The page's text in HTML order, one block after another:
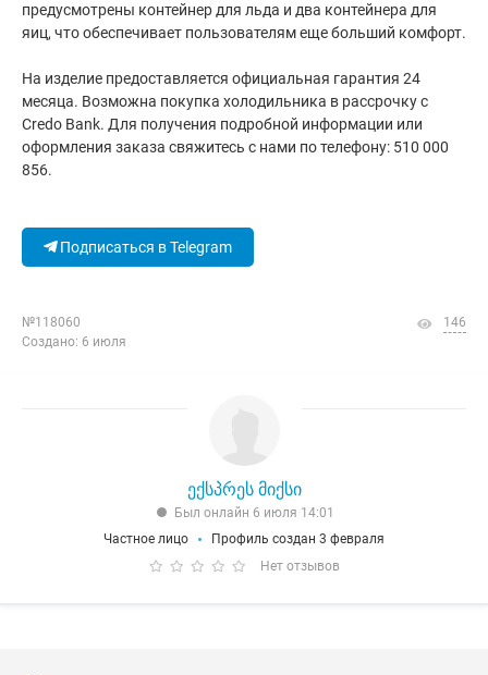
предусмотрены контейнер для льда и два контейнера для
яиц, что обеспечивает пользователям еще больший комфорт.
На изделие предоставляется официальная гарантия 24
месяца. Возможна покупка холодильника в рассрочку с
Credo Bank. Для получения подробной информации или
оформления заказа свяжитесь с нами по телефону: 510 000
856.
Подписаться в Telegram
№118060
Создано: 6 июля
146
ექსპრეს მიქსი
Был онлайн 6 июля 14:01
Частное лицо
Профиль создан 3 февраля
Нет отзывов